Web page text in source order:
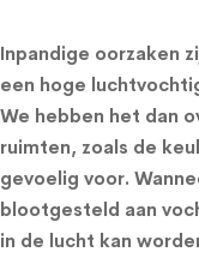
Inpandige oorzaken
een hoge
We hebben het dan
ruimten, zoals de
gevoelig voor.
blootgesteld aan
in de lucht kan